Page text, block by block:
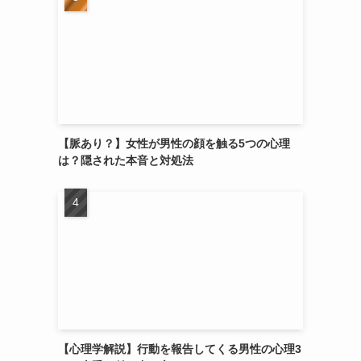
【脈あり？】女性が男性の顔を触る5つの心理
は？隠された本音と対処法
【心理学解説】行動を報告してくる男性の心理3